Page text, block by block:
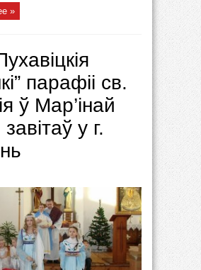
»
парафіі св.
ў Мар’інай
у г.